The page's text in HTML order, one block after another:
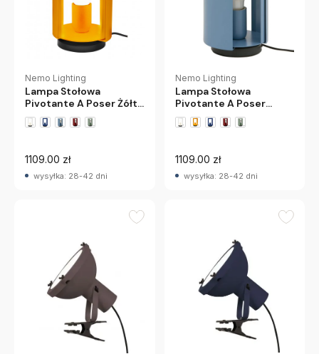
Nemo Lighting
Lampa Stołowa
Pivotante A Poser Żółta
Nemo
1109.00 zł
wysyłka: 28-42 dni
Nemo Lighting
Lampa Stołowa
Pivotante A Poser
Pastelowy Niebieski
Nemo
1109.00 zł
wysyłka: 28-42 dni